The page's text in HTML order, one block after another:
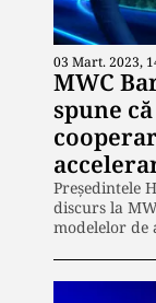
03 Mart. 2023,
MWC
spune
Președintele
discurs la
modelelor de